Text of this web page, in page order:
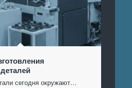
сегодня окружают…